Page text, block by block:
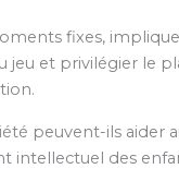
fixes,
jeu et privilégier le
peuvent-ils aider
intellectuel des